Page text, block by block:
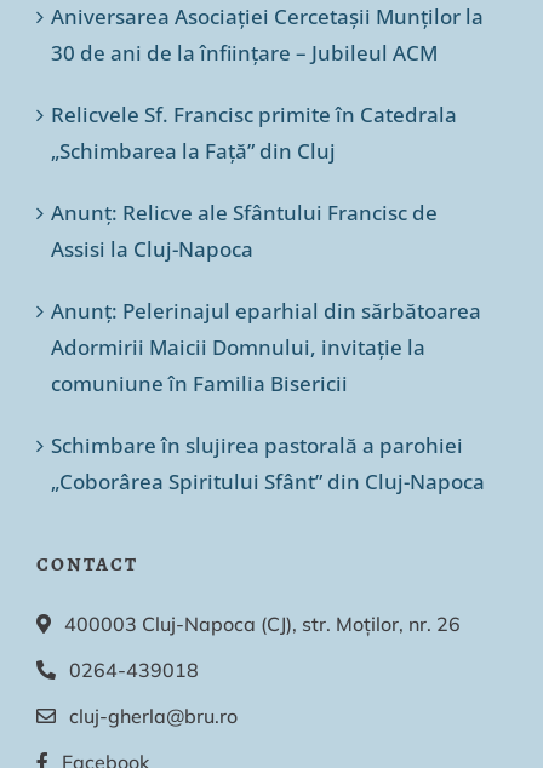
Aniversarea Asociației Cercetașii Munților la
30 de ani de la înființare – Jubileul ACM
Relicvele Sf. Francisc primite în Catedrala
„Schimbarea la Față” din Cluj
Anunț: Relicve ale Sfântului Francisc de
Assisi la Cluj-Napoca
Anunț: Pelerinajul eparhial din sărbătoarea
Adormirii Maicii Domnului, invitație la
comuniune în Familia Bisericii
Schimbare în slujirea pastorală a parohiei
„Coborârea Spiritului Sfânt” din Cluj-Napoca
CONTACT
400003 Cluj-Napoca (CJ), str. Moților, nr. 26
0264-439018
cluj-gherla@bru.ro
Facebook